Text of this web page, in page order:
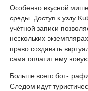
Особенно вкусной
среды. Доступ к узлу
учётной записи
нескольких
право создавать
сама оплатит ему
Больше всего бот-
Следом идут